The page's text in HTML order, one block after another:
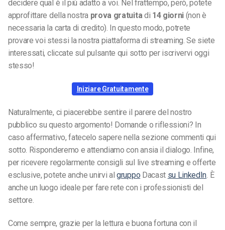
decidere qual è il più adatto a voi. Nel frattempo, però, potete
approfittare della nostra prova gratuitadi 14 giorni (non è
necessaria la carta di credito). In questo modo, potrete
provare voi stessi la nostra piattaforma di streaming. Se siete
interessati, cliccate sul pulsante qui sotto per iscrivervi oggi
stesso!
Iniziare Gratuitamente
Naturalmente, ci piacerebbe sentire il parere del nostro
pubblico su questo argomento! Domande o riflessioni? In
caso affermativo, fatecelo sapere nella sezione commenti qui
sotto. Risponderemo e attendiamo con ansia il dialogo. Infine,
per ricevere regolarmente consigli sul live streaming e offerte
esclusive, potete anche unirvi algruppo Dacast su LinkedIn. È
anche un luogo ideale per fare rete con i professionisti del
settore.
Come sempre, grazie per la lettura e buona fortuna con il